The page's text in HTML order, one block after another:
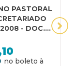
PASTORAL
2008 - DOC.